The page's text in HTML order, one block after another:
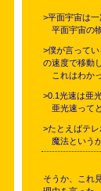
>平面宇宙は
平面宇宙の
>僕が言って
の速度で移動
これはわか
>0.1光速は亜
亜光速って
>たとえばテ
魔法という
そうか、これ